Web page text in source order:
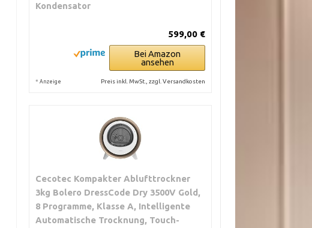
Kondensator
599,00 €
Bei Amazon
ansehen
* Anzeige Preis inkl. MwSt., zzgl. Versandkosten
Cecotec Kompakter Ablufttrockner
3kg Bolero DressCode Dry 3500V Gold,
8 Programme, Klasse A, Intelligente
Automatische Trocknung, Touch-